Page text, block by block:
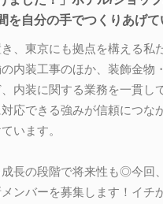
を自分の手でつくりあげて
、東京にも拠点を構える私
内装工事のほか、装飾金物
内装に関する業務を一貫し
応できる強みが信頼につな
います。
長の段階で将来性も◎今回
ンバーを募集します！イチ